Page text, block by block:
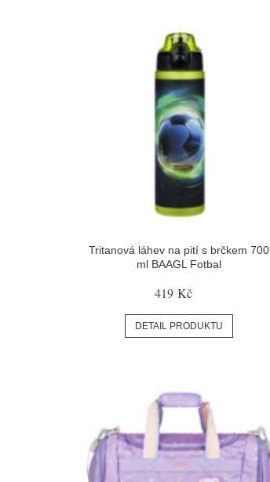
Tritanová láhev na pití s brčkem 700
ml BAAGL Fotbal
419 Kč
DETAIL PRODUKTU